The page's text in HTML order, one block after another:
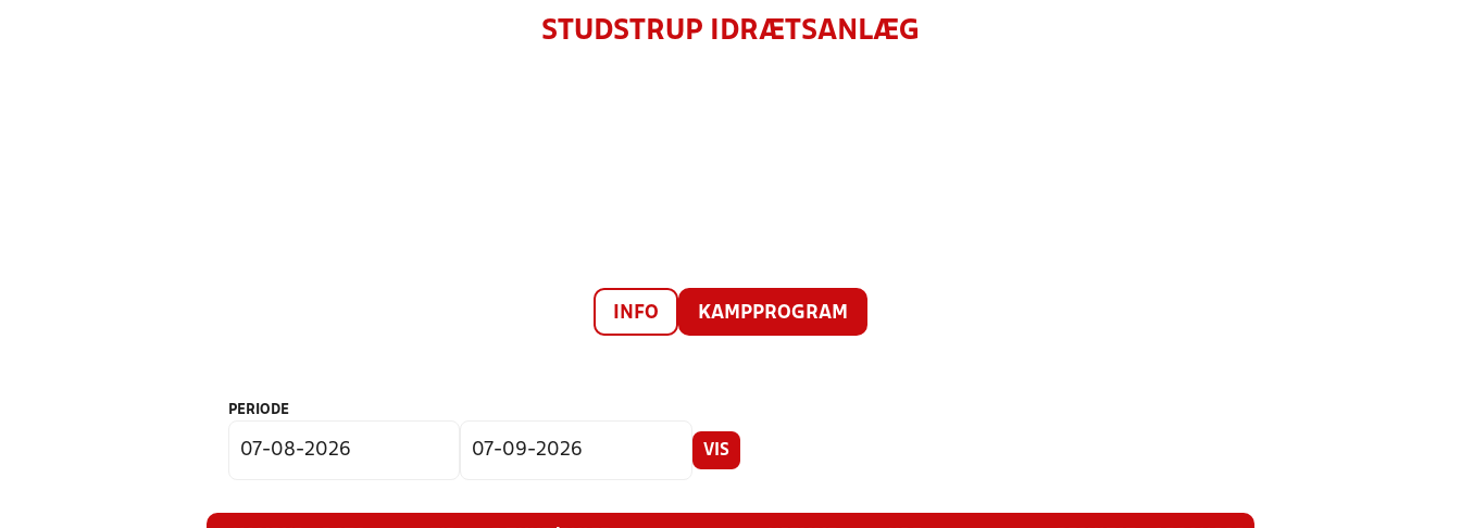
STUDSTRUP IDRÆTSANLÆG
INFO KAMPPROGRAM
PERIODE
VIS